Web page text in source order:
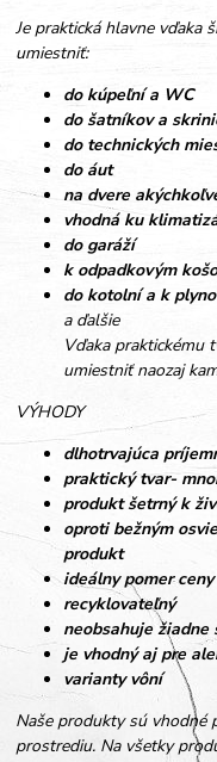
Je praktická hlavne vďaka
umiestniť:
do kúpeľní a WC
do šatníkov a
do technických
do áut
na dvere
vhodná ku
do garáží
k odpadkovým
do kotolní a k
a ďalšie
Vďaka praktickému
umiestniť naozaj
VÝHODY
dlhotrvajúca
praktický tvar-
produkt šetrný k
oproti bežným
produkt
ideálny pomer
recyklovateľný
neobsahuje
je vhodný aj pre
varianty vôní
Naše produkty sú vhodné
prostrediu. Na všetky